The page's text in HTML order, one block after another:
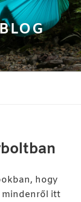
hogy
mindenről itt